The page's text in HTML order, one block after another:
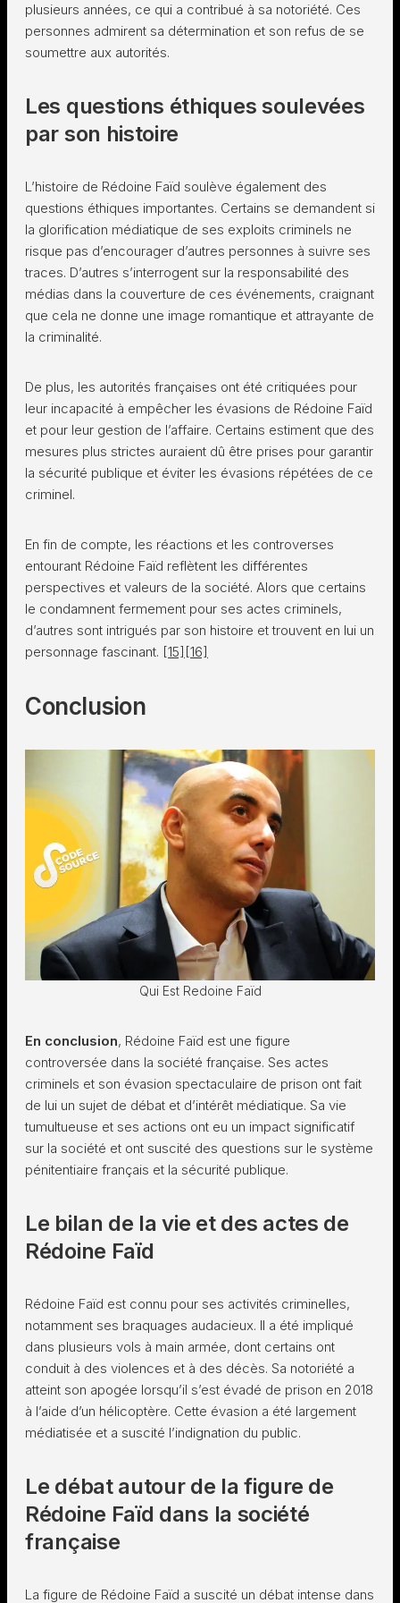
plusieurs années, ce qui a contribué à sa notoriété. Ces
personnes admirent sa détermination et son refus de se
soumettre aux autorités.
Les questions éthiques soulevées
par son histoire
L’histoire de Rédoine Faïd soulève également des
questions éthiques importantes. Certains se demandent si
la glorification médiatique de ses exploits criminels ne
risque pas d’encourager d’autres personnes à suivre ses
traces. D’autres s’interrogent sur la responsabilité des
médias dans la couverture de ces événements, craignant
que cela ne donne une image romantique et attrayante de
la criminalité.
De plus, les autorités françaises ont été critiquées pour
leur incapacité à empêcher les évasions de Rédoine Faïd
et pour leur gestion de l’affaire. Certains estiment que des
mesures plus strictes auraient dû être prises pour garantir
la sécurité publique et éviter les évasions répétées de ce
criminel.
En fin de compte, les réactions et les controverses
entourant Rédoine Faïd reflètent les différentes
perspectives et valeurs de la société. Alors que certains
le condamnent fermement pour ses actes criminels,
d’autres sont intrigués par son histoire et trouvent en lui un
personnage fascinant. [15] [16]
Conclusion
Qui Est Redoine Faïd
En conclusion, Rédoine Faïd est une figure
controversée dans la société française. Ses actes
criminels et son évasion spectaculaire de prison ont fait
de lui un sujet de débat et d’intérêt médiatique. Sa vie
tumultueuse et ses actions ont eu un impact significatif
sur la société et ont suscité des questions sur le système
pénitentiaire français et la sécurité publique.
Le bilan de la vie et des actes de
Rédoine Faïd
Rédoine Faïd est connu pour ses activités criminelles,
notamment ses braquages audacieux. Il a été impliqué
dans plusieurs vols à main armée, dont certains ont
conduit à des violences et à des décès. Sa notoriété a
atteint son apogée lorsqu’il s’est évadé de prison en 2018
à l’aide d’un hélicoptère. Cette évasion a été largement
médiatisée et a suscité l’indignation du public.
Le débat autour de la figure de
Rédoine Faïd dans la société
française
La figure de Rédoine Faïd a suscité un débat intense dans